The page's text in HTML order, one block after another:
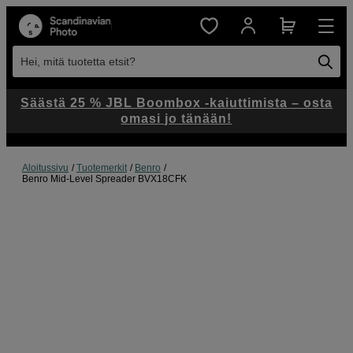
Hei, mitä tuotetta etsit?
Aloitussivu Tuotemerkit
Benro
Benro Mid-Level Spreader BVX18CFK
Säästä 25 % JBL Boombox -kaiuttimista – osta
omasi jo tänään!